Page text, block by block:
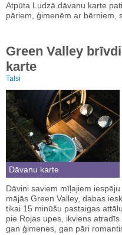
Atpūta Ludzā dāvanu karte
pāriem, ģimenēm ar bērniem,
Green Valley
karte
Talsi
Dāvanu karte
Dāvini saviem mīļajiem
mājās Green Valley, dabas
tikai 15 minūšu pastaigas
pie Rojas upes, ikviens
gan ģimenes, gan pāri